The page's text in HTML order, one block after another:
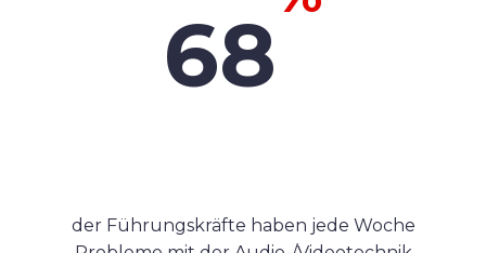
68
der Führungskräfte haben jede Woche